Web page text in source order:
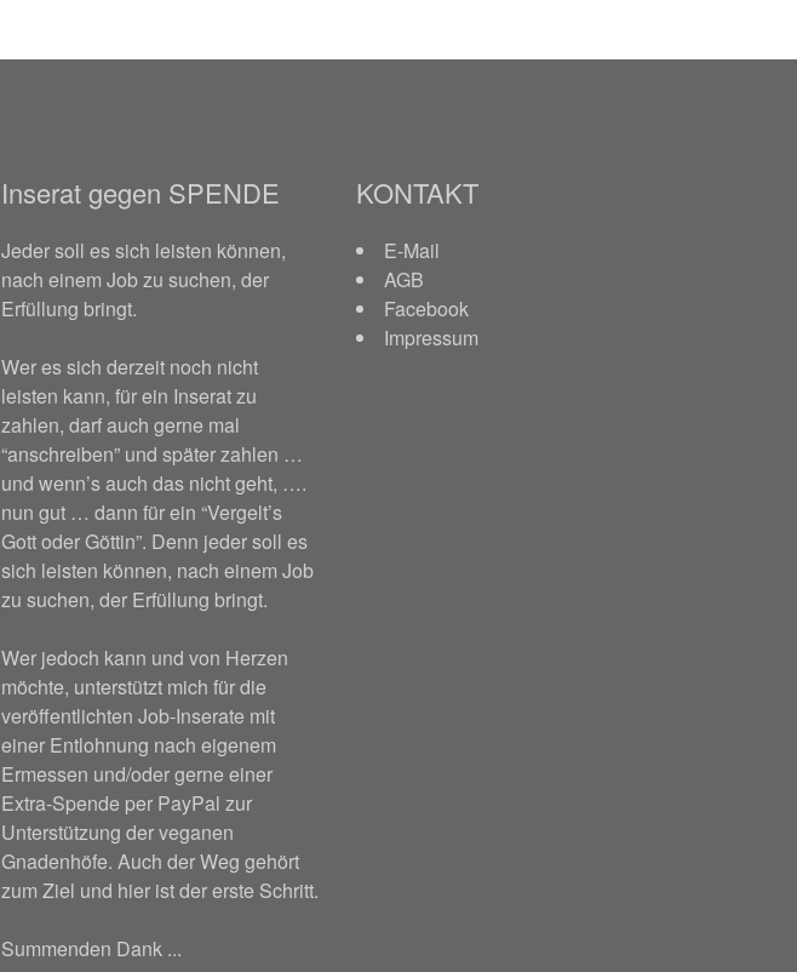
Inserat gegen SPENDE
Jeder soll es sich leisten können,
nach einem Job zu suchen, der
Erfüllung bringt.
Wer es sich derzeit noch nicht
leisten kann, für ein Inserat zu
zahlen, darf auch gerne mal
“anschreiben” und später zahlen …
und wenn’s auch das nicht geht, ….
nun gut … dann für ein “Vergelt’s
Gott oder Göttin”. Denn jeder soll es
sich leisten können, nach einem Job
zu suchen, der Erfüllung bringt.
Wer jedoch kann und von Herzen
möchte, unterstützt mich für die
veröffentlichten Job-Inserate mit
einer Entlohnung nach eigenem
Ermessen und/oder gerne einer
Extra-Spende per PayPal zur
Unterstützung der veganen
Gnadenhöfe. Auch der Weg gehört
zum Ziel und hier ist der erste Schritt.
Summenden Dank ...
KONTAKT
E-Mail
AGB
Facebook
Impressum